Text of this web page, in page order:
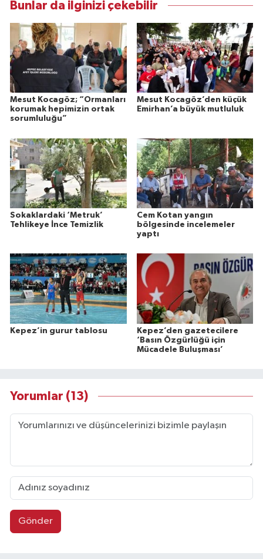
Bunlar da ilginizi çekebilir
Mesut Kocagöz; “Ormanları
korumak hepimizin ortak
sorumluluğu”
Mesut Kocagöz’den küçük
Emirhan’a büyük mutluluk
Sokaklardaki ‘Metruk’
Tehlikeye İnce Temizlik
Cem Kotan yangın
bölgesinde incelemeler
yaptı
Kepez’in gurur tablosu
Kepez’den gazetecilere
‘Basın Özgürlüğü için
Mücadele Buluşması’
Yorumlar (13)
Gönder